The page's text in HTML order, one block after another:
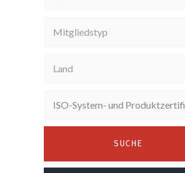
Mitgliedstyp
Land
ISO-System- und Produktzertifizierungen